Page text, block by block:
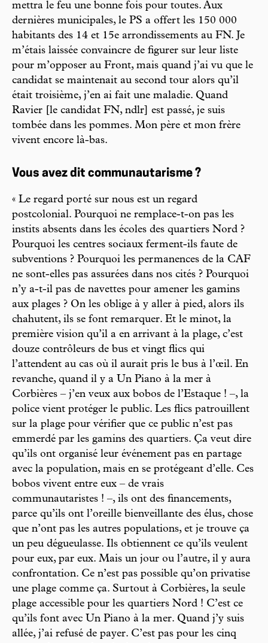
mettra le feu une bonne fois pour toutes. Aux
dernières municipales, le PS a offert les 150 000
habitants des 14 et 15e arrondissements au FN. Je
m’étais laissée convaincre de figurer sur leur liste
pour m’opposer au Front, mais quand j’ai vu que le
candidat se maintenait au second tour alors qu’il
était troisième, j’en ai fait une maladie. Quand
Ravier [le candidat FN, ndlr] est passé, je suis
tombée dans les pommes. Mon père et mon frère
vivent encore là-bas.
Vous avez dit communautarisme ?
« Le regard porté sur nous est un regard
postcolonial. Pourquoi ne remplace-t-on pas les
instits absents dans les écoles des quartiers Nord ?
Pourquoi les centres sociaux ferment-ils faute de
subventions ? Pourquoi les permanences de la CAF
ne sont-elles pas assurées dans nos cités ? Pourquoi
n’y a-t-il pas de navettes pour amener les gamins
aux plages ? On les oblige à y aller à pied, alors ils
chahutent, ils se font remarquer. Et le minot, la
première vision qu’il a en arrivant à la plage, c’est
douze contrôleurs de bus et vingt flics qui
l’attendent au cas où il aurait pris le bus à l’œil. En
revanche, quand il y a Un Piano à la mer à
Corbières – j’en veux aux bobos de l’Estaque ! –, la
police vient protéger le public. Les flics patrouillent
sur la plage pour vérifier que ce public n’est pas
emmerdé par les gamins des quartiers. Ça veut dire
qu’ils ont organisé leur événement pas en partage
avec la population, mais en se protégeant d’elle. Ces
bobos vivent entre eux – de vrais
communautaristes ! –, ils ont des financements,
parce qu’ils ont l’oreille bienveillante des élus, chose
que n’ont pas les autres populations, et je trouve ça
un peu dégueulasse. Ils obtiennent ce qu’ils veulent
pour eux, par eux. Mais un jour ou l’autre, il y aura
confrontation. Ce n’est pas possible qu’on privatise
une plage comme ça. Surtout à Corbières, la seule
plage accessible pour les quartiers Nord ! C’est ce
qu’ils font avec Un Piano à la mer. Quand j’y suis
allée, j’ai refusé de payer. C’est pas pour les cinq